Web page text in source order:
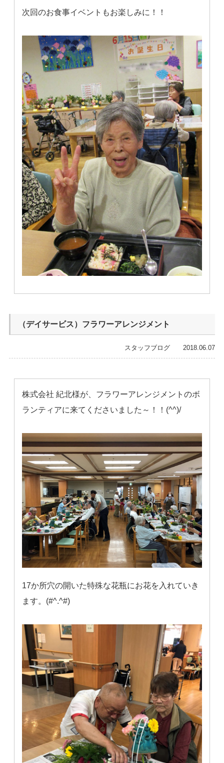
次回のお食事イベントもお楽しみに！！
（デイサービス）フラワーアレンジメント
スタッフブログ 2018.06.07
株式会社 紀北様が、フラワーアレンジメントのボ
ランティアに来てくださいました～！！(^^)/
17か所穴の開いた特殊な花瓶にお花を入れていき
ます。(#^.^#)